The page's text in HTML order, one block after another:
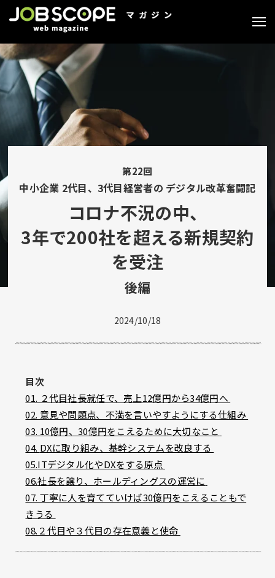
第22回
中小企業 2代目、3代目経営者の デジタル改革奮闘記
コロナ不況の中、
3年で200社を超える新規契約
を受注
後編
2024/10/18
目次
01. ２代目社長就任で、売上12億円から34億円へ
02. 意見や問題点、不満を言いやすようにする仕組み
03. 10億円、30億円をこえるために大切なこと
04. DXに取り組み、基幹システムを改良する
05.ITデジタル化やDXをする原点
06.社長を譲り、 ホールディングスの運営に
07. 丁寧に人を育てていけば30億円をこえることもで
きうる
08.２代目や３代目の存在意義と使命